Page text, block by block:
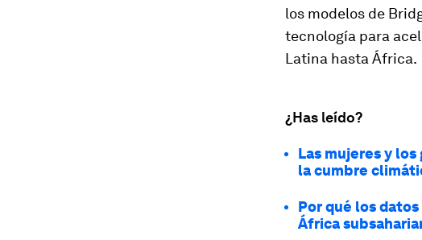
los modelos de
tecnología para
Latina hasta África.
¿Has leído?
Las mujeres y
la cumbre
Por qué los
África